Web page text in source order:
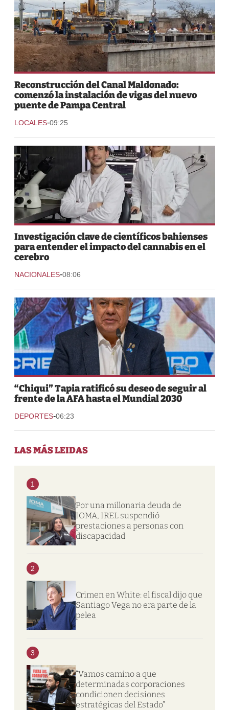
Reconstrucción del Canal Maldonado:
comenzó la instalación de vigas del nuevo
puente de Pampa Central
LOCALES-09:25
Investigación clave de científicos bahienses
para entender el impacto del cannabis en el
cerebro
NACIONALES-08:06
“Chiqui” Tapia ratificó su deseo de seguir al
frente de la AFA hasta el Mundial 2030
DEPORTES-06:23
LAS MÁS LEIDAS
1
Por una millonaria deuda de
IOMA, IREL suspendió
prestaciones a personas con
discapacidad
2
Crimen en White: el fiscal dijo que
Santiago Vega no era parte de la
pelea
3
“Vamos camino a que
determinadas corporaciones
condicionen decisiones
estratégicas del Estado”